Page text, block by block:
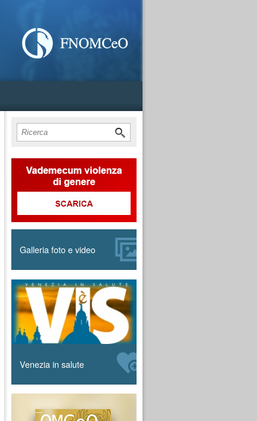
Form di ricerca
Cerca
Galleria foto e video
Venezia in salute